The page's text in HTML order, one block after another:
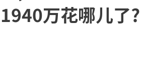
1940万花哪儿了?